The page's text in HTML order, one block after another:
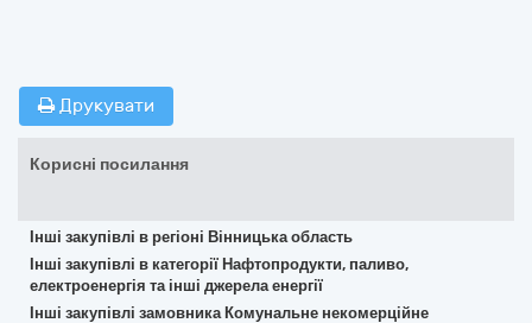
Друкувати
Корисні посилання
Інші закупівлі в регіоні Вінницька область
Інші закупівлі в категорії Нафтопродукти, паливо,
електроенергія та інші джерела енергії
Інші закупівлі замовника Комунальне некомерційне